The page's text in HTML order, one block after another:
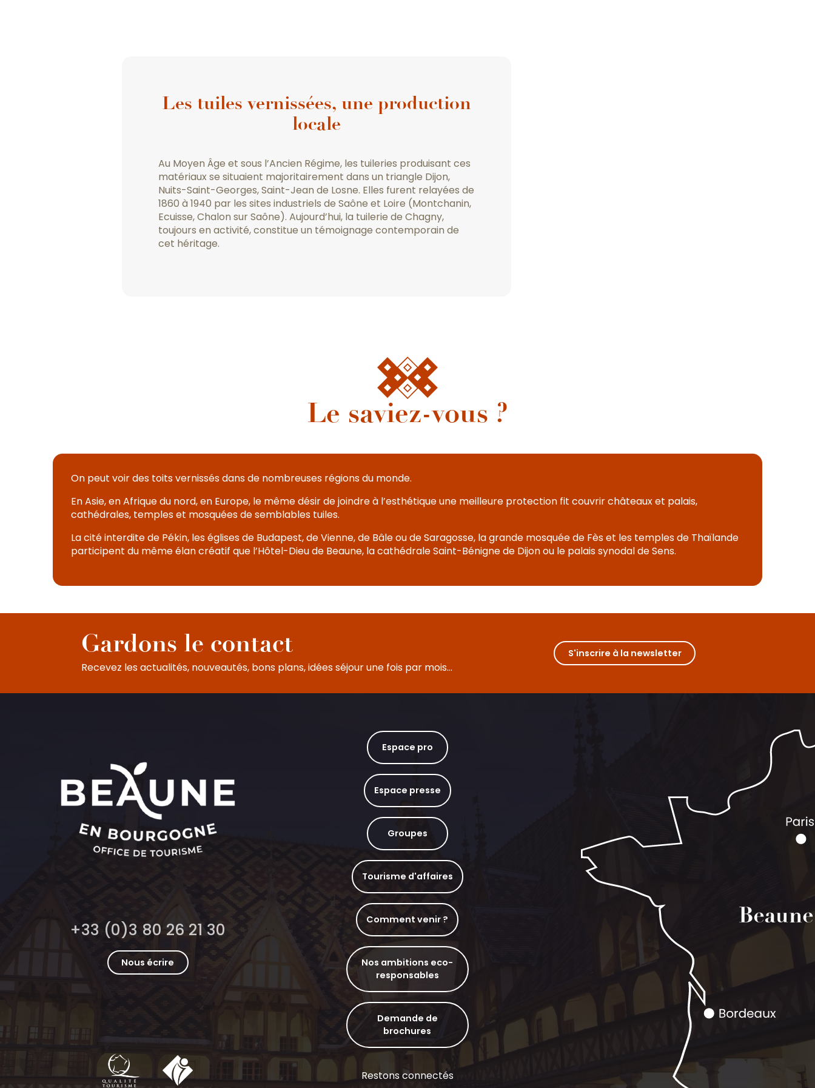
Les tuiles vernissées, une production
locale
Au Moyen Âge et sous l’Ancien Régime, les tuileries produisant ces
matériaux se situaient majoritairement dans un triangle Dijon,
Nuits-Saint-Georges, Saint-Jean de Losne. Elles furent relayées de
1860 à 1940 par les sites industriels de Saône et Loire (Montchanin,
Ecuisse, Chalon sur Saône). Aujourd’hui, la tuilerie de Chagny,
toujours en activité, constitue un témoignage contemporain de
cet héritage.
Le saviez-vous ?
On peut voir des toits vernissés dans de nombreuses régions du monde.
En Asie, en Afrique du nord, en Europe, le même désir de joindre à l’esthétique une meilleure protection fit couvrir châteaux et palais,
cathédrales, temples et mosquées de semblables tuiles.
La cité interdite de Pékin, les églises de Budapest, de Vienne, de Bâle ou de Saragosse, la grande mosquée de Fès et les temples de Thaïlande
participent du même élan créatif que l’Hôtel-Dieu de Beaune, la cathédrale Saint-Bénigne de Dijon ou le palais synodal de Sens.
Gardons le contact
Recevez les actualités, nouveautés, bons plans, idées séjour une fois par mois...
S'inscrire à la newsletter
+33 (0)3 80 26 21 30
Nous écrire
Espace pro
Espace presse
Groupes
Tourisme d'affaires
Comment venir ?
Nos ambitions eco-
responsables
Demande de
brochures
Restons connectés